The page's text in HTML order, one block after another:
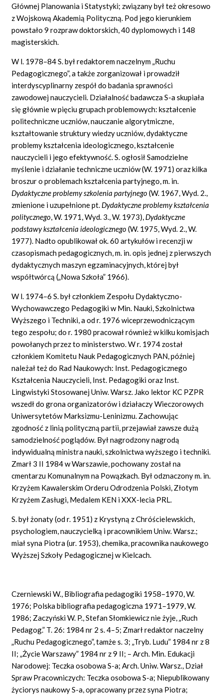
Głównej Planowania i Statystyki; związany był też okresowo
z Wojskową Akademią Polityczną. Pod jego kierunkiem
powstało 9 rozpraw doktorskich, 40 dyplomowych i 148
magisterskich.
W l. 1978–84 S. był redaktorem naczelnym „Ruchu
Pedagogicznego”, a także zorganizował i prowadził
interdyscyplinarny zespół do badania sprawności
zawodowej nauczycieli. Działalność badawcza S-a skupiała
się głównie w pięciu grupach problemowych: kształcenie
politechniczne uczniów, nauczanie algorytmiczne,
kształtowanie struktury wiedzy uczniów, dydaktyczne
problemy kształcenia ideologicznego, kształcenie
nauczycieli i jego efektywność. S. ogłosił Samodzielne
myślenie i działanie techniczne uczniów (W. 1971) oraz kilka
broszur o problemach kształcenia partyjnego, m. in.
Dydaktyczne problemy szkolenia partyjnego(W. 1967, Wyd. 2.,
zmienione i uzupełnione pt. Dydaktyczne problemy kształcenia
politycznego, W. 1971, Wyd. 3., W. 1973), Dydaktyczne
podstawy kształcenia ideologicznego(W. 1975, Wyd. 2., W.
1977). Nadto opublikował ok. 60 artykułów i recenzji w
czasopismach pedagogicznych, m. in. opis jednej z pierwszych
dydaktycznych maszyn egzaminacyjnych, której był
współtwórcą („Nowa Szkoła” 1966).
W l. 1974–6 S. był członkiem Zespołu Dydaktyczno-
Wychowawczego Pedagogiki w Min. Nauki, Szkolnictwa
Wyższego i Techniki, a od r. 1976 wiceprzewodniczącym
tego zespołu; do r. 1980 pracował również w kilku komisjach
powołanych przez to ministerstwo. W r. 1974 został
członkiem Komitetu Nauk Pedagogicznych PAN, później
należał też do Rad Naukowych: Inst. Pedagogicznego
Kształcenia Nauczycieli, Inst. Pedagogiki oraz Inst.
Lingwistyki Stosowanej Uniw. Warsz. Jako lektor KC PZPR
wszedł do grona organizatorów i działaczy Wieczorowych
Uniwersytetów Marksizmu-Leninizmu. Zachowując
zgodność z linią polityczną partii, przejawiał zawsze dużą
samodzielność poglądów. Był nagrodzony nagrodą
indywidualną ministra nauki, szkolnictwa wyższego i techniki.
Zmarł 3 II 1984 w Warszawie, pochowany został na
cmentarzu Komunalnym na Powązkach. Był odznaczony m. in.
Krzyżem Kawalerskim Orderu Odrodzenia Polski, Złotym
Krzyżem Zasługi, Medalem KEN i XXX-lecia PRL.
S. był żonaty (od r. 1951) z Krystyną z Chróścielewskich,
psychologiem, nauczycielką i pracownikiem Uniw. Warsz.;
miał syna Piotra (ur. 1953), chemika, pracownika naukowego
Wyższej Szkoły Pedagogicznej w Kielcach.
Czerniewski W., Bibliografia pedagogiki 1958–1970, W.
1976; Polska bibliografia pedagogiczna 1971–1979, W.
1986; Zaczyński W. P., Stefan Słomkiewicz nie żyje, „Ruch
Pedagog.” T. 26: 1984 nr 2 s.4–5; Zmarł redaktor naczelny
„Ruchu Pedagogicznego”, tamże s. 3; „Tryb. Ludu” 1984 nr z 8
II; „Życie Warszawy” 1984 nr z 9 II; – Arch. Min. Edukacji
Narodowej: Teczka osobowa S-a; Arch. Uniw. Warsz., Dział
Spraw Pracowniczych: Teczka osobowa S-a; Niepublikowany
życiorys naukowy S-a, opracowany przez syna Piotra;